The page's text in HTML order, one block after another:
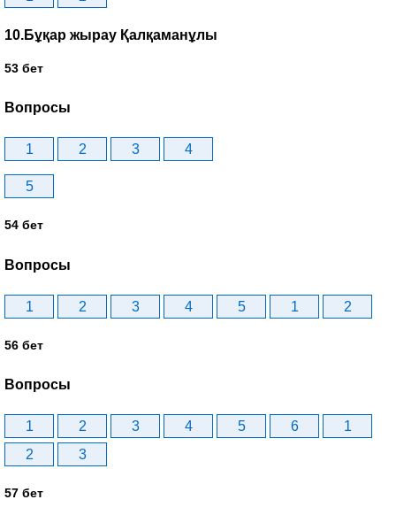
10.Бұқар жырау Қалқаманұлы
53 бет
Вопросы
1 2 3 4
5
54 бет
Вопросы
1 2 3 4 5 1 2
56 бет
Вопросы
1 2 3 4 5 6
1
2
3
57 бет